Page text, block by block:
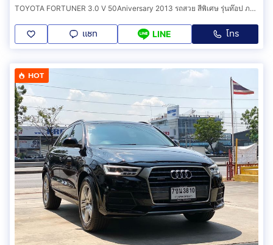
TOYOTA FORTUNER 3.0 V 50Aniversary 2013 รถสวย สีพิเศษ รุ่นท๊อป ภายในดำ
แชท LINE โทร
HOT